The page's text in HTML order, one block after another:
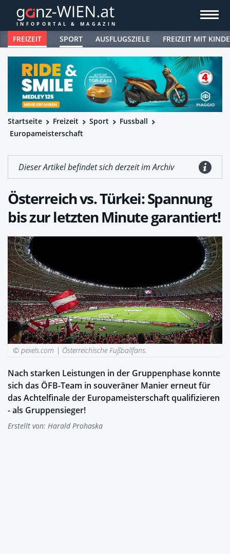
FREIZEIT SPORT AUSFLUGSZIELE FREIZEIT MIT
Startseite Freizeit Sport
Fussball
Europameisterschaft
Dieser Artikel befindet sich derzeit im Archiv
Österreich vs. Türkei: Spannung
bis zur letzten Minute garantiert!
© pexels.com | Österreichische Fußballfans.
Nach starken Leistungen in der Gruppenphase konnte
sich das ÖFB-Team in souveräner Manier erneut für
das Achtelfinale der Europameisterschaft qualifizieren
- als Gruppensieger!
Erstellt von: Harald Prohaska